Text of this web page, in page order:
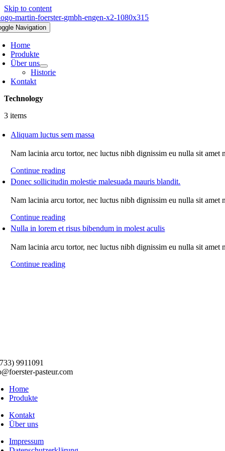
Skip to content
Navigation
Home
Produkte
Über uns
Historie
Kontakt
Technology
3 items
Aliquam luctus sem massa
Nam lacinia arcu tortor, nec luctus nibh dignissim eu nulla sit amet
Continue reading
Donec sollicitudin molestie malesuada mauris blandit.
Nam lacinia arcu tortor, nec luctus nibh dignissim eu nulla sit amet
Continue reading
Nulla in lorem et risus bibendum in molest aculis
Nam lacinia arcu tortor, nec luctus nibh dignissim eu nulla sit amet
Continue reading
9911091
pasteur.com
Home
Produkte
Kontakt
Über uns
Impressum